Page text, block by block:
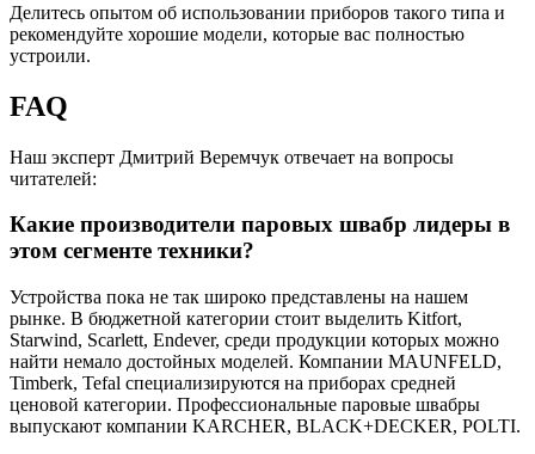
Делитесь опытом об использовании приборов такого типа и
рекомендуйте хорошие модели, которые вас полностью
устроили.
FAQ
Наш эксперт Дмитрий Веремчук отвечает на вопросы
читателей:
Какие производители паровых швабр лидеры в
этом сегменте техники?
Устройства пока не так широко представлены на нашем
рынке. В бюджетной категории стоит выделить Kitfort,
Starwind, Scarlett, Endever, среди продукции которых можно
найти немало достойных моделей. Компании MAUNFELD,
Timberk, Tefal специализируются на приборах средней
ценовой категории. Профессиональные паровые швабры
выпускают компании KARCHER, BLACK+DECKER, POLTI.